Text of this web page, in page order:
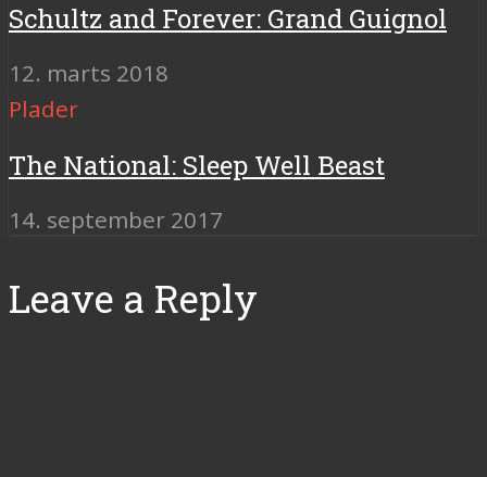
Schultz and Forever: Grand Guignol
12. marts 2018
Plader
The National: Sleep Well Beast
14. september 2017
Leave a Reply